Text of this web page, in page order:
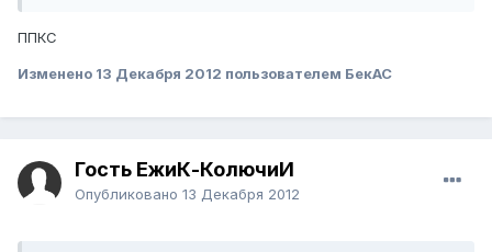
ППКС
Изменено 13 Декабря 2012 пользователем БекАС
Гость ЁжиК-КолючиЙ
Опубликовано 13 Декабря 2012